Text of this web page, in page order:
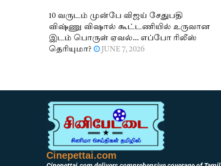
10 வருடம் முன்பே விஜய் சேதுபதி
விஷ்ணு விஷால் கூட்டணியில் உருவான
இடம் பொருள் ஏவல்… எப்போ ரிலீஸ்
தெரியுமா?
JUNE 7, 2026
Cinepettai.com